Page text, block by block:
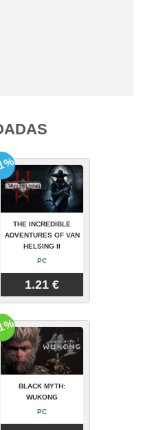
THE INCREDIBLE
ADVENTURES OF VAN
HELSING II
PC
1.21 €
BLACK MYTH:
WUKONG
PC